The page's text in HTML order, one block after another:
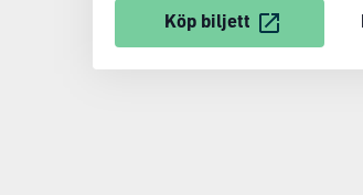
Köp biljett